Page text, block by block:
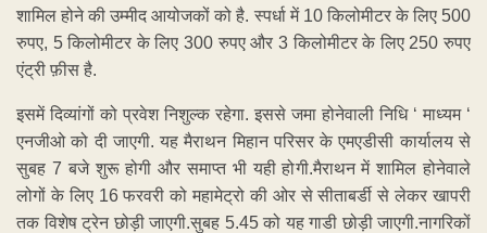
शामिल होने की उम्मीद आयोजकों को है. स्पर्धा में 10 किलोमीटर के लिए 500
रुपए, 5 किलोमीटर के लिए 300 रुपए और 3 किलोमीटर के लिए 250 रुपए
एंट्री फ़ीस है.
इसमें दिव्यांगों को प्रवेश निशुल्क रहेगा. इससे जमा होनेवाली निधि ‘ माध्यम ‘
एनजीओ को दी जाएगी. यह मैराथन मिहान परिसर के एमएडीसी कार्यालय से
सुबह 7 बजे शुरू होगी और समाप्त भी यही होगी.मैराथन में शामिल होनेवाले
लोगों के लिए 16 फरवरी को महामेट्रो की ओर से सीताबर्डी से लेकर खापरी
तक विशेष ट्रेन छोड़ी जाएगी.सुबह 5.45 को यह गाडी छोड़ी जाएगी.नागरिकों